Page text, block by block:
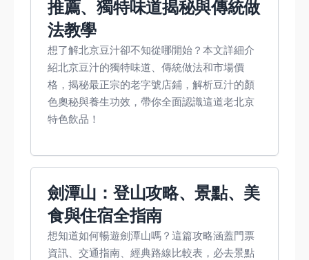
推薦、獨特味道揭秘與傳統做
法教學
想了解北京豆汁卻不知從哪開始？本文詳細介
紹北京豆汁的獨特味道、傳統做法和市場價
格，揭秘最正宗的老字號店鋪，解析豆汁的顏
色奧秘與養生功效，帶你全面認識這道老北京
特色飲品！
劍潭山：登山攻略、景點、美
食與住宿全指南
想知道如何暢遊劍潭山嗎？這篇攻略涵蓋門票
資訊、交通指南、經典路線比較表，必去景點